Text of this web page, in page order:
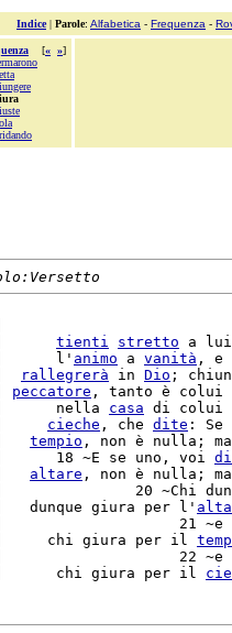
Indice| Parole: Alfabetica - Frequenza -
[« »]
tienti stretto a
l' animo a vanità , e
rallegrerà in Dio ;
peccatore , tanto è colui
nella casa di colui
cieche , che dite : Se
tempio , non è nulla;
|      18 ~E se uno, voi
altare , non è nulla;
|               20 ~Chi
|   dunque giura per l'
|                    21 ~e
|     chi giura per il
|                    22 ~e
|      chi giura per il